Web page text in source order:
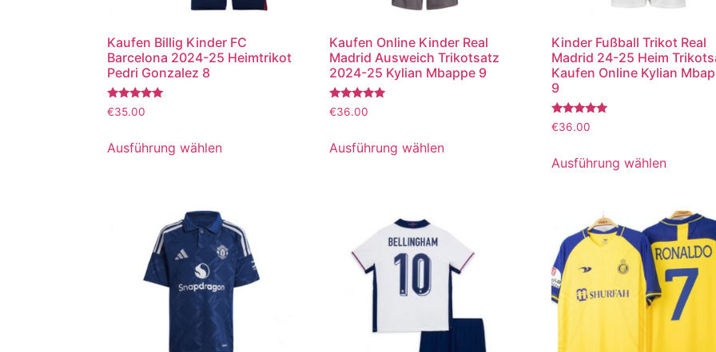
Kaufen Billig Kinder FC
Barcelona 2024-25 Heimtrikot
Pedri Gonzalez 8
Bewertet
mit
von 5
€35.00
Ausführung wählen
Kaufen Online Kinder Real
Madrid Ausweich Trikotsatz
2024-25 Kylian Mbappe 9
Bewertet
mit
von 5
€36.00
Ausführung wählen
Kinder Fußball Trikot Real
Madrid 24-25 Heim
Kaufen Online Kylian
9
Bewertet
mit
von 5
€36.00
Ausführung wählen